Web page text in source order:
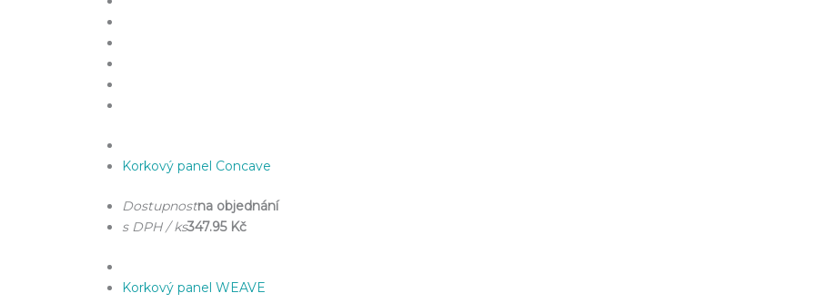
Korkový panel Concave
Dostupnostna objednání
s DPH / ks347.95 Kč
Korkový panel WEAVE